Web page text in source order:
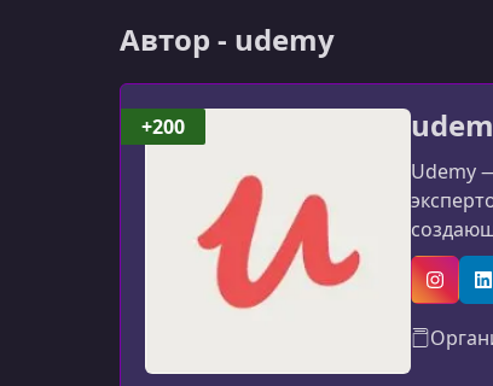
Автор - udemy
Udemy
+200